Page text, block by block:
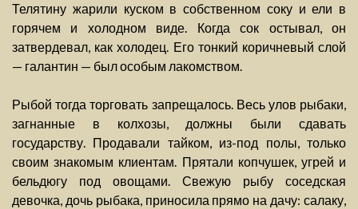
Телятину жарили куском в собственном соку и ели в
горячем и холодном виде. Когда сок остывал, он
затвердевал, как холодец. Его тонкий коричневый слой
— галантин — был особым лакомством.
Рыбой тогда торговать запрещалось. Весь улов рыбаки,
загнанные в колхозы, должны были сдавать
государству. Продавали тайком, из-под полы, только
своим знакомым клиентам. Прятали копчушек, угрей и
бельдюгу под овощами. Свежую рыбу соседская
девочка, дочь рыбака, приносила прямо на дачу: салаку,